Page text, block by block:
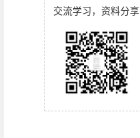
交流学习，资料分享